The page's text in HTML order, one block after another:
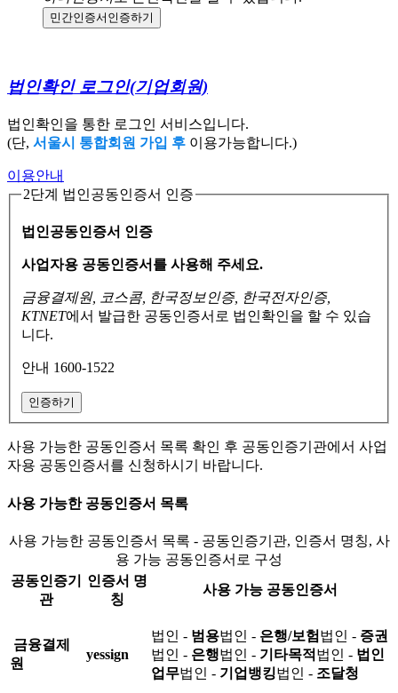
민간인증서 인증하기
법인확인 로그인(기업회원)
법인확인을 통한 로그인 서비스입니다.
(단, 서울시 통합회원 가입 후 이용가능합니다.)
이용안내
2단계 법인공동인증서 인증
법인공동인증서 인증
사업자용 공동인증서를 사용해 주세요.
금융결제원, 코스콤, 한국정보인증, 한국전자인증,
KTNET에서 발급한 공동인증서로 법인확인을 할 수 있습
니다.
안내 1600-1522
인증하기
사용 가능한 공동인증서 목록 확인 후 공동인증기관에서 사업
자용 공동인증서를 신청하시기 바랍니다.
사용 가능한 공동인증서 목록
사용 가능한 공동인증서 목록 - 공동인증기관, 인증서 명칭, 사
용 가능 공동인증서로 구성
공동인증기
관
인증서 명
칭
사용 가능 공동인증서
금융결제
원
yessign
법인 - 범용법인 - 은행/보험 법인 - 증권
법인 - 은행법인 - 기타목적 법인 - 법인
업무법인 - 기업뱅킹법인 - 조달청